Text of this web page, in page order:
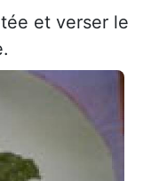
et verser le